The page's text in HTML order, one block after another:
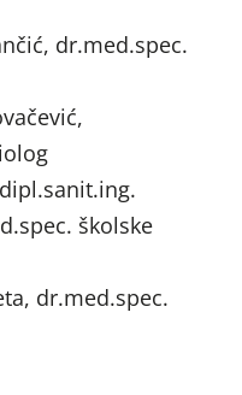
dr.med.spec.
školske
dr.med.spec.